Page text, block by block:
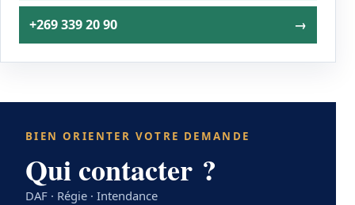
+269 339 20 90 →
BIEN ORIENTER VOTRE DEMANDE
Qui contacter ?
DAF · Régie · Intendance